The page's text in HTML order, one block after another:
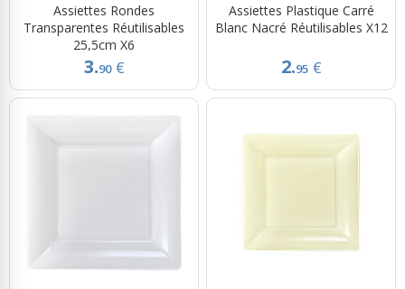
Assiettes Rondes
Transparentes Réutilisables
25,5cm X6
3.90 €
Assiettes Plastique Carré
Blanc Nacré Réutilisables X12
2.95 €